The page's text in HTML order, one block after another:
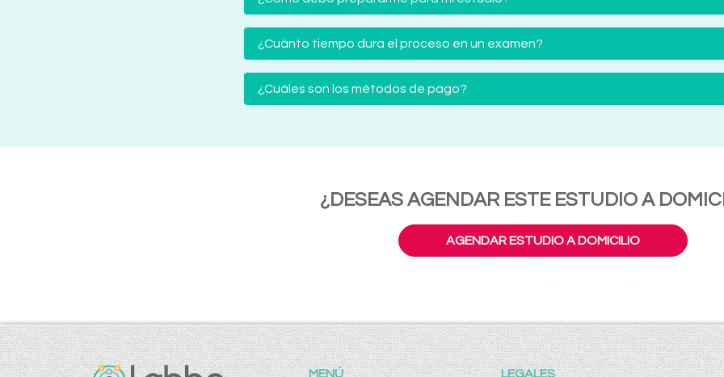
¿Cuánto tiempo dura el proceso en un examen?
¿Cuáles son los métodos de pago?
¿DESEAS AGENDAR ESTE ESTUDIO A
AGENDAR ESTUDIO A DOMICILIO
MENÚ LEGALES